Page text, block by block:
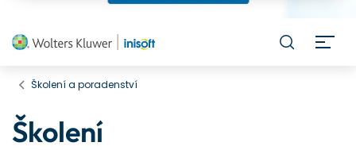
Školení a poradenství
Školení